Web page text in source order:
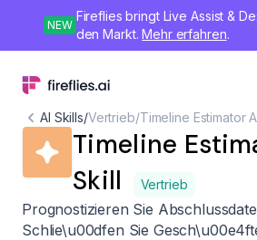
NEW
Fireflies bringt Live Assist &
den Markt.Mehr erfahren.
AI Skills/Vertrieb/Timeline Estimator
Timeline
Skill
Vertrieb
Prognostizieren Sie
Schlie\u00dfen Sie